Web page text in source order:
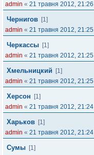
admin « 21 травня 2012, 21:26
Чернигов [1]
admin « 21 травня 2012, 21:25
Черкассы [1]
admin « 21 травня 2012, 21:25
Хмельницкий
[1]
admin « 21 травня 2012, 21:25
Херсон
[1]
admin « 21 травня 2012, 21:24
Харьков [1]
admin « 21 травня 2012, 21:24
Сумы [1]